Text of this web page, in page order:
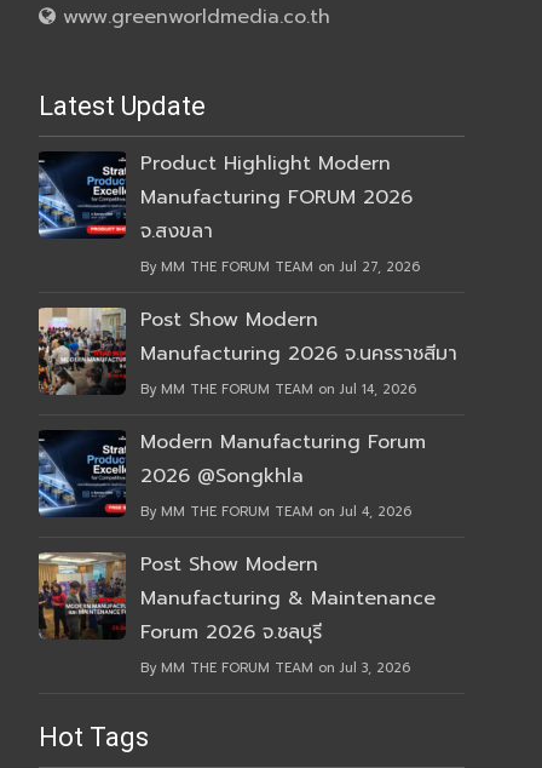
www.greenworldmedia.co.th
Latest Update
Product Highlight Modern
Manufacturing FORUM 2026
จ.สงขลา
By MM THE FORUM TEAM on Jul 27, 2026
Post Show Modern
Manufacturing 2026 จ.นครราชสีมา
By MM THE FORUM TEAM on Jul 14, 2026
Modern Manufacturing Forum
2026 @Songkhla
By MM THE FORUM TEAM on Jul 4, 2026
Post Show Modern
Manufacturing & Maintenance
Forum 2026 จ.ชลบุรี
By MM THE FORUM TEAM on Jul 3, 2026
Hot Tags